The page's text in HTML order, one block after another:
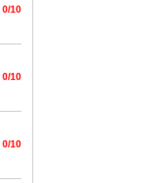
0/10
0/10
0/10